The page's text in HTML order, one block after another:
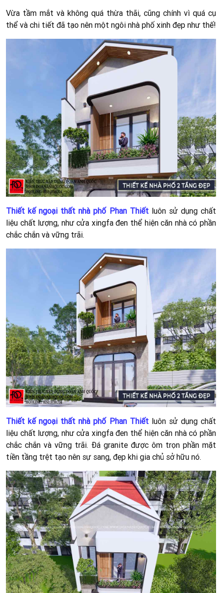
Vừa tầm mắt và không quá thừa thãi, cũng chính vì quá cụ
thể và chi tiết đã tạo nên một ngôi nhà phố xinh đẹp như thế!
Thiết kế ngoại thất nhà phố Phan Thiếtluôn sử dụng chất
liệu chất lượng, như cửa xingfa đen thể hiện căn nhà có phần
chắc chắn và vững trãi.
Thiết kế ngoại thất nhà phố Phan Thiếtluôn sử dụng chất
liệu chất lượng, như cửa xingfa đen thể hiện căn nhà có phần
chắc chắn và vững trãi. Đá granite được ôm trọn phần mặt
tiền tầng trệt tạo nên sự sang, đẹp khi gia chủ sở hữu nó.